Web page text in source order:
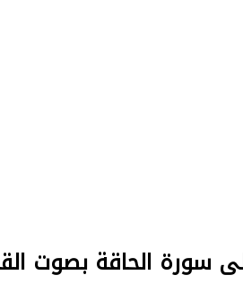
سورة الحاقة بصوت